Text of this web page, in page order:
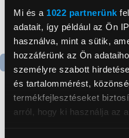
Mi és a 1022 partnerünk
adatait, így például az Ön
használva, mint a sütik,
hozzáférünk az Ön
személyre szabott
és tartalommérést,
termékfejlesztéseket
arról, hogy ki használja az
Gorenje NRS8182KX Side